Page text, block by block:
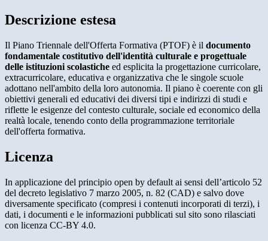
Descrizione estesa
Il Piano Triennale dell'Offerta Formativa (PTOF) è il documento
fondamentale costitutivo dell'identità culturale e progettuale
delle istituzioni scolastiche ed esplicita la progettazione curricolare,
extracurricolare, educativa e organizzativa che le singole scuole
adottano nell'ambito della loro autonomia. Il piano è coerente con gli
obiettivi generali ed educativi dei diversi tipi e indirizzi di studi e
riflette le esigenze del contesto culturale, sociale ed economico della
realtà locale, tenendo conto della programmazione territoriale
dell'offerta formativa.
Licenza
In applicazione del principio open by default ai sensi dell’articolo 52
del decreto legislativo 7 marzo 2005, n. 82 (CAD) e salvo dove
diversamente specificato (compresi i contenuti incorporati di terzi), i
dati, i documenti e le informazioni pubblicati sul sito sono rilasciati
con licenza CC-BY 4.0.